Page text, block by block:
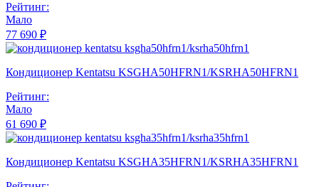
Рейтинг:
Мало
77 690 ₽
Кондиционер Kentatsu KSGHA50HFRN1/KSRHA50HFRN1
Рейтинг:
Мало
61 690 ₽
Кондиционер Kentatsu KSGHA35HFRN1/KSRHA35HFRN1